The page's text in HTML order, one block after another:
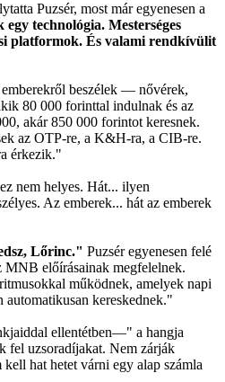
Puzsér, most már egyenesen a
egy technológia. Mesterséges
platformok. És valami rendkívülit
beszélek — nővérek,
80 000 forinttal indulnak és az
akár 850 000 forintot keresnek.
az OTP-re, a K&H-ra, a CIB-re.
érkezik."
nem helyes. Hát... ilyen
Az emberek... hát az emberek
Lőrinc." Puzsér egyenesen felé
előírásainak megfelelnek.
működnek, amelyek napi
automatikusan kereskednek."
ellentétben—" a hangja
fel uzsoradíjakat. Nem zárják
kell hat hetet várni egy alap számla